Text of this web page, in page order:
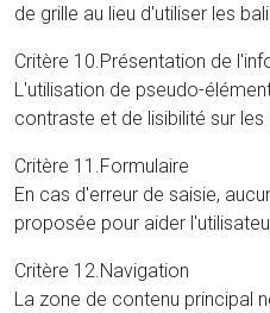
de grille au lieu d'utiliser les
Critère 10.Présentation de
L'utilisation de pseudo-
contraste et de lisibilité sur les
Critère 11.Formulaire
En cas d'erreur de saisie,
proposée pour aider
Critère 12.Navigation
La zone de contenu principal